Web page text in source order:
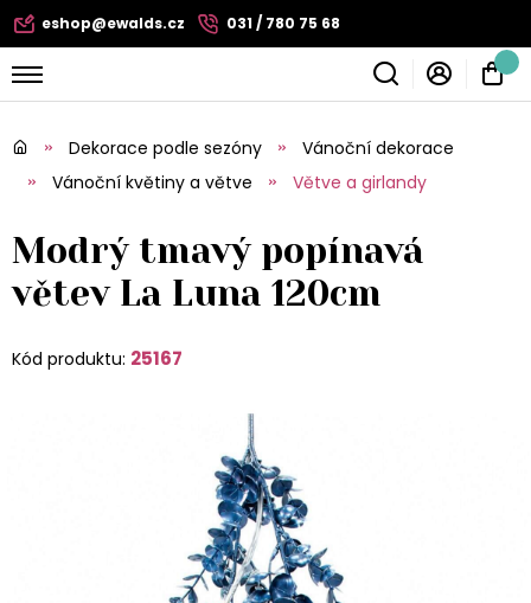
eshop@ewalds.cz 031 / 780 75 68
Dekorace podle sezóny
Vánoční dekorace
Vánoční květiny a větve
Větve a girlandy
Modrý tmavý popínavá
větev La Luna 120cm
Kód produktu: 25167